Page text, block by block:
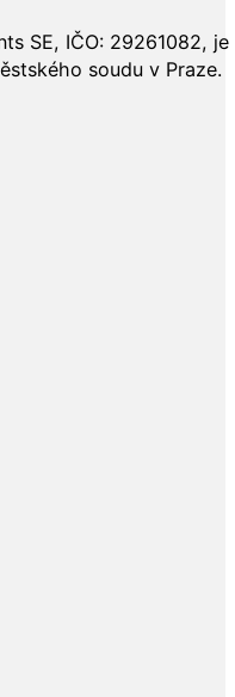
SE, IČO: 29261082,
soudu v Praze.